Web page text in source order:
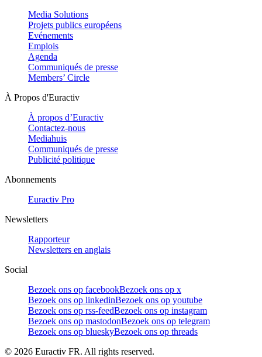
Media Solutions
Projets publics européens
Evénements
Emplois
Agenda
Communiqués de presse
Members’ Circle
À Propos d'Euractiv
À propos d’Euractiv
Contactez-nous
Mediahuis
Communiqués de presse
Publicité politique
Abonnements
Euractiv Pro
Newsletters
Rapporteur
Newsletters en anglais
Social
Bezoek ons op facebookBezoek ons op x
Bezoek ons op linkedinBezoek ons op youtube
Bezoek ons op rss-feedBezoek ons op instagram
Bezoek ons op mastodonBezoek ons op telegram
Bezoek ons op blueskyBezoek ons op threads
© 2026 Euractiv FR. All rights reserved.